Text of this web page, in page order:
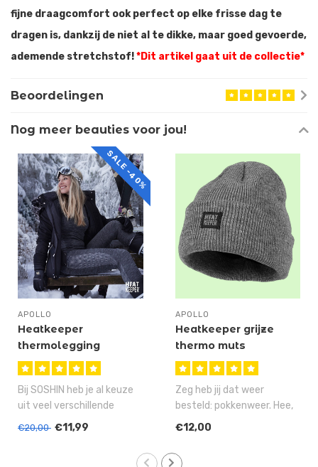
fijne draagcomfort ook perfect op elke frisse dag te
dragen is, dankzij de niet al te dikke, maar goed gevoerde,
ademende stretchstof!*Dit artikel gaat uit de collectie*
Beoordelingen
Nog meer beauties voor jou!
SALE -40%
APOLLO
Heatkeeper
thermolegging
Bij SOSHIN heb je al keuze
uit veel verschillende
thermoleggings, maar zo'n
€20,00 €11,99
APOLLO
Heatkeeper grijze
thermo muts
Zeg heb jij dat weer
besteld: pokkenweer. Hee,
last van kouwe tenen,
€12,00